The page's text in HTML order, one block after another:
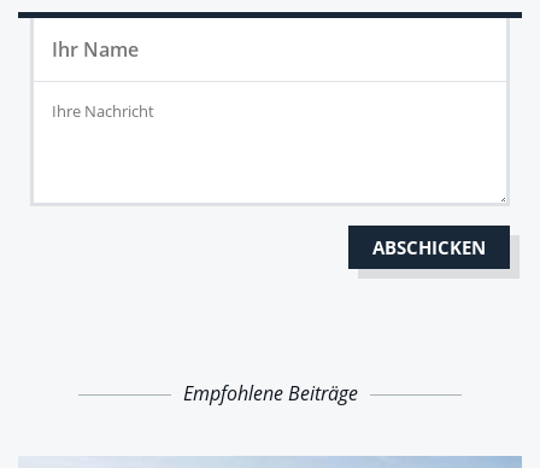
Empfohlene Beiträge